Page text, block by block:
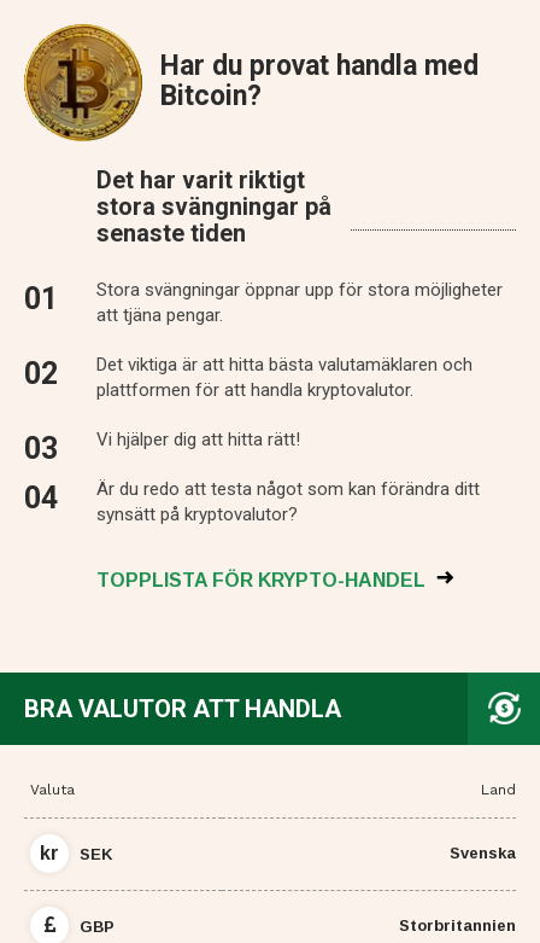
Har du provat handla med
Bitcoin?
Det har varit riktigt
stora svängningar på
senaste tiden
Stora svängningar öppnar upp för stora möjligheter
att tjäna pengar.
Det viktiga är att hitta bästa valutamäklaren och
plattformen för att handla kryptovalutor.
Vi hjälper dig att hitta rätt!
Är du redo att testa något som kan förändra ditt
synsätt på kryptovalutor?
TOPPLISTA FÖR KRYPTO-HANDEL
BRA VALUTOR ATT HANDLA
Valuta Land
kr SEK Svenska
GBP Storbritannien